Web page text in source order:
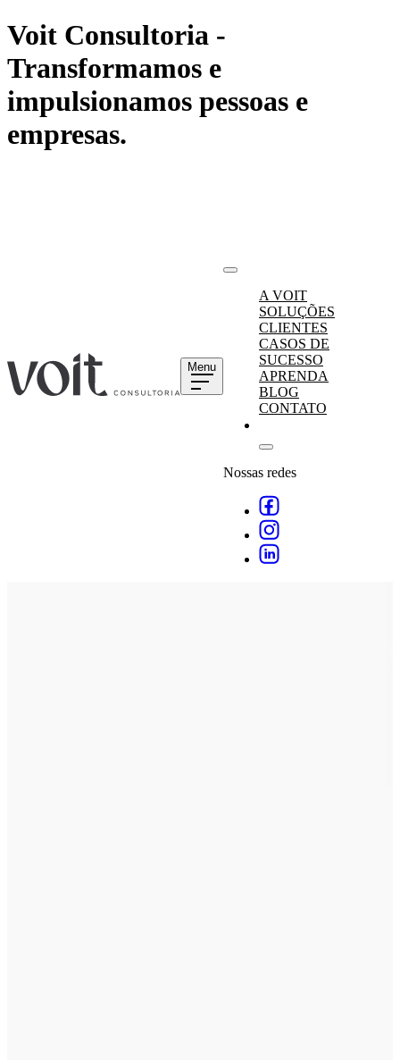
Voit Consultoria -
Transformamos e
impulsionamos pessoas e
empresas.
Menu
A VOIT
SOLUÇÕES
CLIENTES
CASOS DE
SUCESSO
APRENDA
BLOG
CONTATO
Nossas redes